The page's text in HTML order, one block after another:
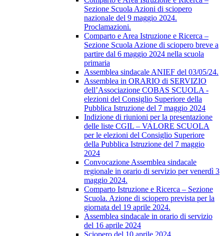
Sezione Scuola Azioni di sciopero
nazionale del 9 maggio 2024.
Proclamazioni.
Comparto e Area Istruzione e Ricerca –
Sezione Scuola Azione di sciopero breve a
partire dal 6 maggio 2024 nella scuola
primaria
Assemblea sindacale ANIEF del 03/05/24.
Assemblea in ORARIO di SERVIZIO
dell’Associazione COBAS SCUOLA -
elezioni del Consiglio Superiore della
Pubblica Istruzione del 7 maggio 2024
Indizione di riunioni per la presentazione
delle liste CGIL – VALORE SCUOLA
per le elezioni del Consiglio Superiore
della Pubblica Istruzione del 7 maggio
2024
Convocazione Assemblea sindacale
regionale in orario di servizio per venerdì 3
maggio 2024.
Comparto Istruzione e Ricerca – Sezione
Scuola. Azione di sciopero prevista per la
giornata del 19 aprile 2024.
Assemblea sindacale in orario di servizio
del 16 aprile 2024